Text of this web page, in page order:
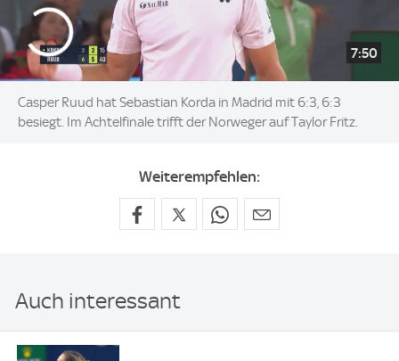
7:50
Casper Ruud hat Sebastian Korda in Madrid mit 6:3, 6:3
besiegt. Im Achtelfinale trifft der Norweger auf Taylor Fritz.
Weiterempfehlen:
Auch interessant